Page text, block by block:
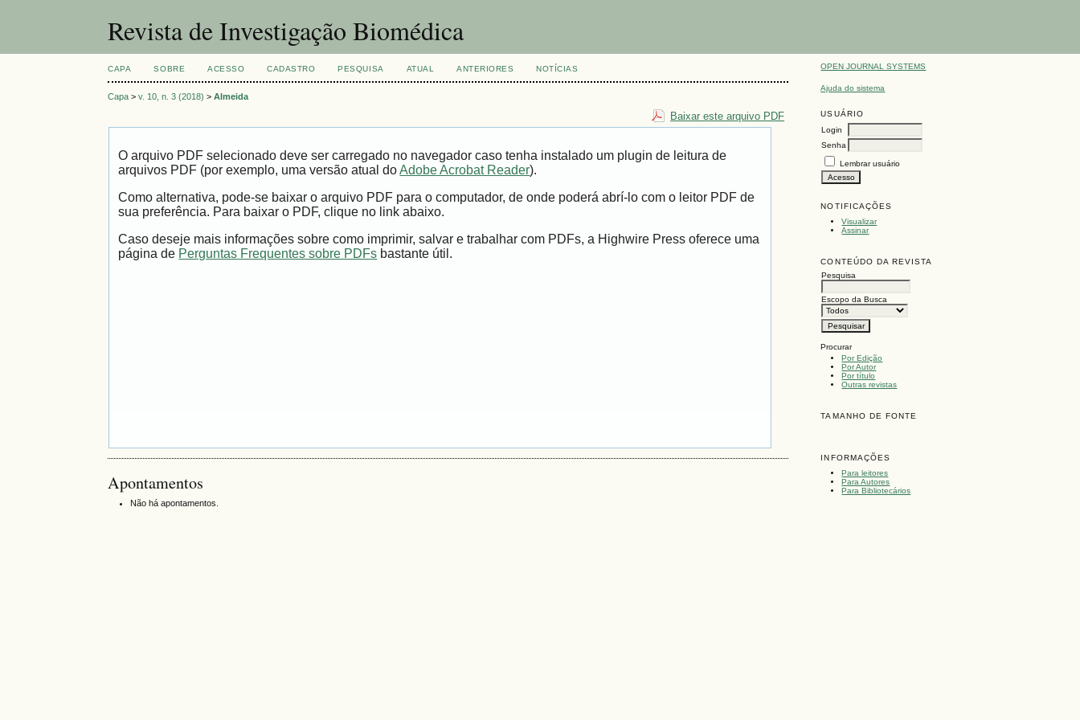
Revista de Investigação Biomédica
OPEN JOURNAL SYSTEMS
Ajuda do sistema
USUÁRIO
Login
Senha
Lembrar usuário
NOTIFICAÇÕES
Visualizar
Assinar
CONTEÚDO DA REVISTA
Pesquisa
Escopo da Busca
Procurar
Por Edição
Por Autor
Por título
Outras revistas
TAMANHO DE FONTE
INFORMAÇÕES
Para leitores
Para Autores
Para Bibliotecários
CAPA SOBRE ACESSO CADASTRO PESQUISA ATUAL ANTERIORES NOTÍCIAS
Capa >v. 10, n. 3 (2018) >Almeida
Baixar este arquivo PDF
O arquivo PDF selecionado deve ser carregado no navegador caso tenha instalado um plugin de leitura de
arquivos PDF (por exemplo, uma versão atual doAdobe Acrobat Reader).
Como alternativa, pode-se baixar o arquivo PDF para o computador, de onde poderá abrí-lo com o leitor PDF de
sua preferência. Para baixar o PDF, clique no link abaixo.
Caso deseje mais informações sobre como imprimir, salvar e trabalhar com PDFs, a Highwire Press oferece uma
página de Perguntas Frequentes sobre PDFs bastante útil.
Apontamentos
Não há apontamentos.